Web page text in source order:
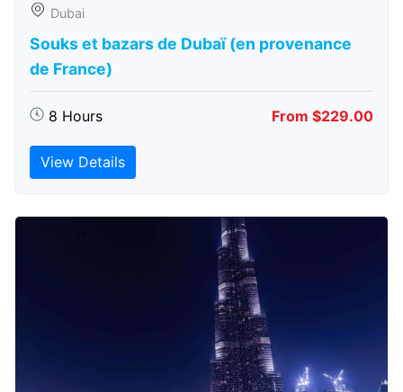
Dubai
Souks et bazars de Dubaï (en provenance
de France)
8 Hours From $229.00
View Details